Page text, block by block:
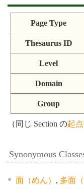
Page Type
Thesaurus ID
Level
Domain
Group
（同じ Section の起
Synonymous
面（めん） , 多面